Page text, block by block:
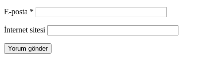
E-posta *
İnternet sitesi